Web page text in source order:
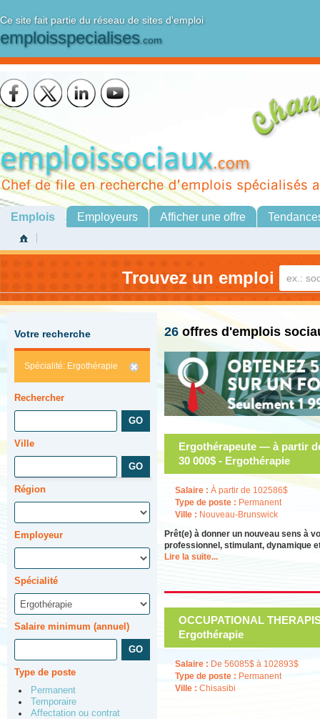
Ce site fait partie du réseau de sites d'emploi
emploisspecialises.com
Emplois Employeurs Afficher une offre
Trouvez un emploi
Votre recherche
Spécialité: Ergothérapie
Rechercher
Ville
Région
Employeur
Spécialité
Salaire minimum (annuel)
Type de poste
Permanent
Temporaire
Affectation ou contrat
26 offres d'emplois
Ergothérapeute — à partir
30 000$ - Ergothérapie
Salaire : À partir de 102586$
Type de poste : Permanent
Ville : Nouveau-Brunswick
Prêt(e) à donner un nouveau sens à
professionnel, stimulant, dynamique
Lire la suite...
OCCUPATIONAL
Ergothérapie
Salaire : De 56085$ à 102893$
Type de poste : Permanent
Ville : Chisasibi